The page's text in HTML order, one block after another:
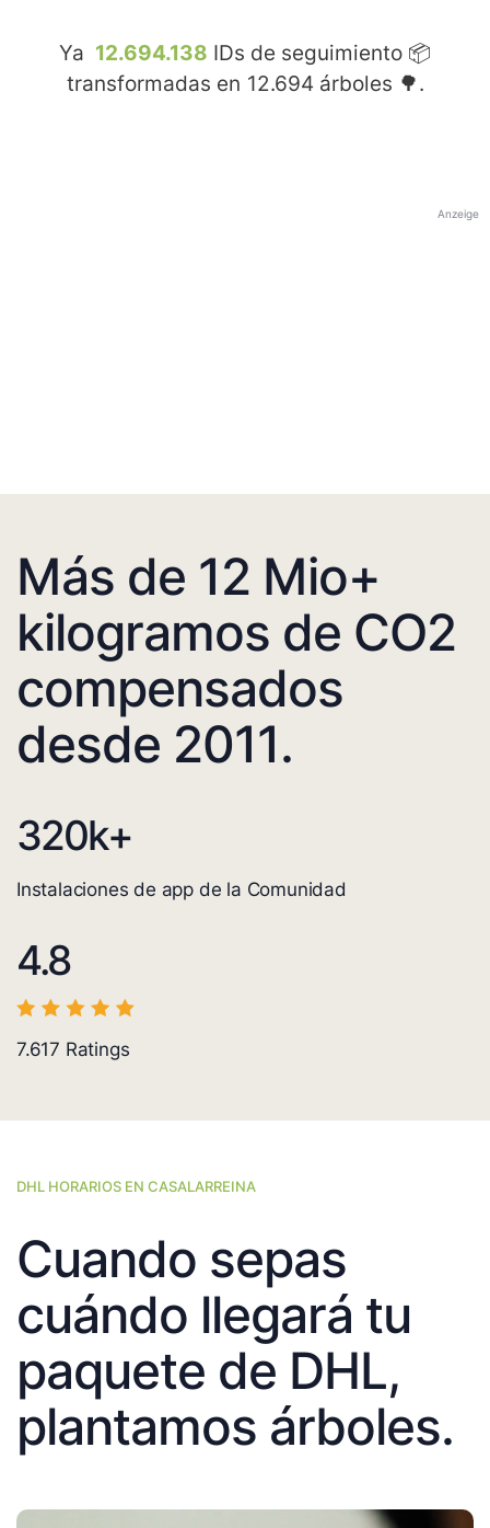
Ya 12.694.138 IDs de seguimiento 📦
transformadas en 12.694 árboles 🌳.
Anzeige
Más de 12 Mio+
kilogramos de CO2
compensados
desde 2011.
320k+
Instalaciones de app de la Comunidad
4.8
7.617 Ratings
DHL HORARIOS EN CASALARREINA
Cuando sepas
cuándo llegará tu
paquete de DHL,
plantamos árboles.